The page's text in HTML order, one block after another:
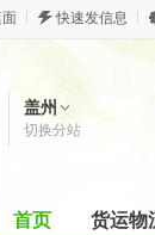
快速发信息
盖州
切换分站
首页 货运物